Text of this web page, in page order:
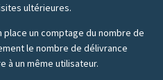
ultérieures.
un comptage du nombre de
le nombre de délivrance
à un même utilisateur.